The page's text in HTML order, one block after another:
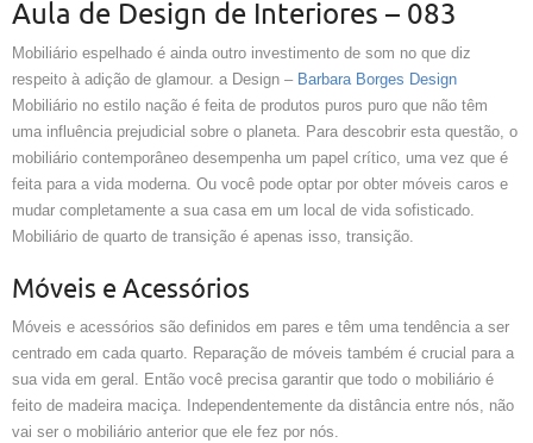
Aula de Design de Interiores – 083
Mobiliário espelhado é ainda outro investimento de som no que diz
respeito à adição de glamour. a Design – Barbara Borges Design
Mobiliário no estilo nação é feita de produtos puros puro que não têm
uma influência prejudicial sobre o planeta. Para descobrir esta questão, o
mobiliário contemporâneo desempenha um papel crítico, uma vez que é
feita para a vida moderna. Ou você pode optar por obter móveis caros e
mudar completamente a sua casa em um local de vida sofisticado.
Mobiliário de quarto de transição é apenas isso, transição.
Móveis e Acessórios
Móveis e acessórios são definidos em pares e têm uma tendência a ser
centrado em cada quarto. Reparação de móveis também é crucial para a
sua vida em geral. Então você precisa garantir que todo o mobiliário é
feito de madeira maciça. Independentemente da distância entre nós, não
vai ser o mobiliário anterior que ele fez por nós.